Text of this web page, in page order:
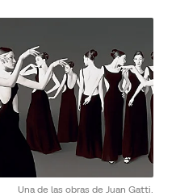
Una de las obras de Juan Gatti.